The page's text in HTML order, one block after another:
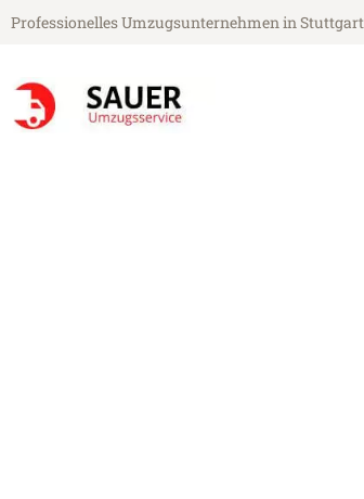
Professionelles Umzugsunternehmen in Stuttgart